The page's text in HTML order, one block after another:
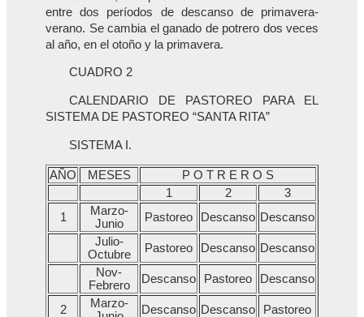
entre dos períodos de descanso de primavera-
verano. Se cambia el ganado de potrero dos veces
al año, en el otoño y la primavera.
CUADRO 2
CALENDARIO DE PASTOREO PARA EL
SISTEMA DE PASTOREO “SANTA RITA”
SISTEMA I.
AÑO MESES
P O T R E R O S
1
2
3
1
Marzo-
Junio
Pastoreo Descanso Descanso
Julio-
Octubre
Pastoreo Descanso Descanso
Nov-
Febrero
Descanso Pastoreo Descanso
2
Marzo-
Descanso Descanso
Pastoreo